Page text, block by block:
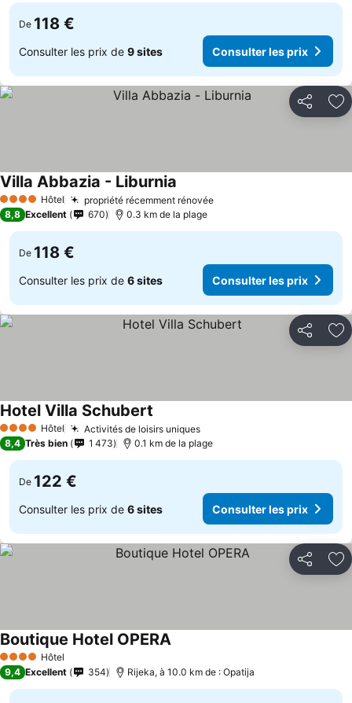
De 118 €
Consulter les prix de 9 sites Consulter les prix
Partager
4 Étoiles Hôtel propriété récemment rénovée
Villa Abbazia - Liburnia
8,8 Excellent 670 0.3 km de la plage
De 118 €
Consulter les prix de 6 sites Consulter les prix
Partager
4 Étoiles Hôtel Activités de loisirs uniques
Hotel Villa Schubert
8,4 Très bien 1 473 0.1 km de la plage
De 122 €
Consulter les prix de 6 sites Consulter les prix
Partager
4 Étoiles Hôtel
Boutique Hotel OPERA
9,4 Excellent 354 Rijeka, à 10.0 km de : Opatija